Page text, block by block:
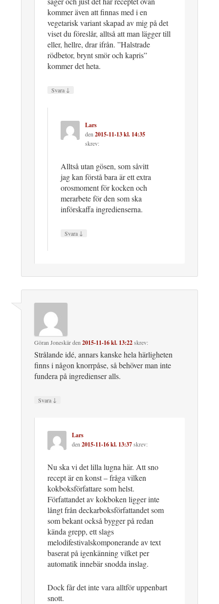
kommer även att finnas med i en
vegetarisk variant skapad av mig på det
viset du föreslår, alltså att man lägger till
eller, hellre, drar ifrån. ”Halstrade
rödbetor, brynt smör och kapris”
kommer det heta.
Svara ↓
Lars
den2015-11-13 kl. 14:35
skrev:
Alltså utan gösen, som såvitt
jag kan förstå bara är ett extra
orosmoment för kocken och
merarbete för den som ska
införskaffa ingredienserna.
Svara ↓
Göran Joneskärden2015-11-16 kl. 13:22skrev:
Strålande idé, annars kanske hela härligheten
finns i någon knorrpåse, så behöver man inte
fundera på ingredienser alls.
Svara ↓
Lars
den2015-11-16 kl. 13:37skrev:
Nu ska vi det lilla lugna här. Att sno
recept är en konst – fråga vilken
kokboksförfattare som helst.
Författandet av kokboken ligger inte
långt från deckarboksförfattandet som
som bekant också bygger på redan
kända grepp, ett slags
melodifestivalskomponerande av text
baserat på igenkänning vilket per
automatik innebär snodda inslag.
Dock får det inte vara alltför uppenbart
snott.